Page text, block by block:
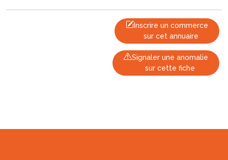
Inscrire un commerce
sur cet annuaire
Signaler une anomalie
sur cette fiche